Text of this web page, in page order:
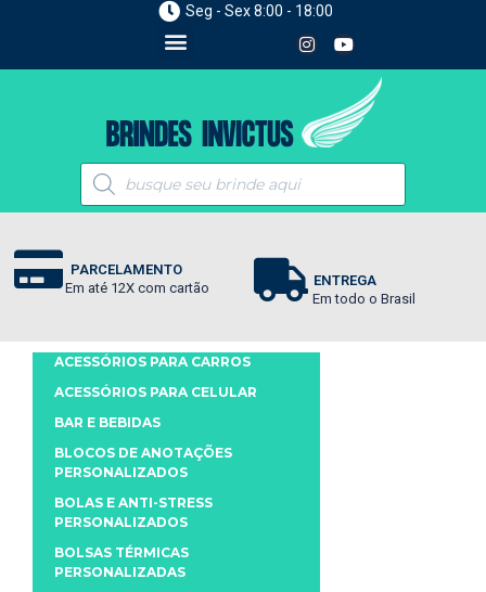
Seg - Sex 8:00 - 18:00
PARCELAMENTO
Em até 12X com cartão
ENTREGA
Em todo o Brasil
ACESSÓRIOS PARA CARROS
ACESSÓRIOS PARA CELULAR
BAR E BEBIDAS
BLOCOS DE ANOTAÇÕES
PERSONALIZADOS
BOLAS E ANTI-STRESS
PERSONALIZADOS
BOLSAS TÉRMICAS
PERSONALIZADAS